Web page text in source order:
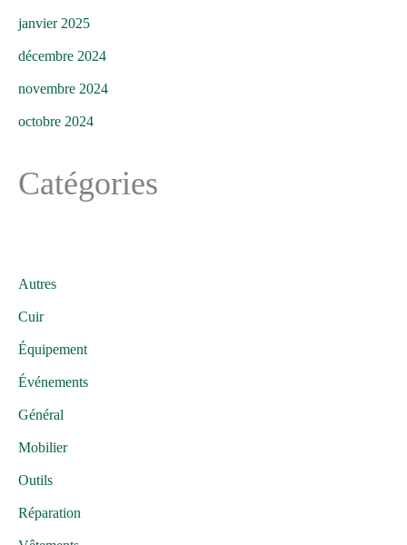
janvier 2025
décembre 2024
novembre 2024
octobre 2024
Catégories
Autres
Cuir
Équipement
Événements
Général
Mobilier
Outils
Réparation